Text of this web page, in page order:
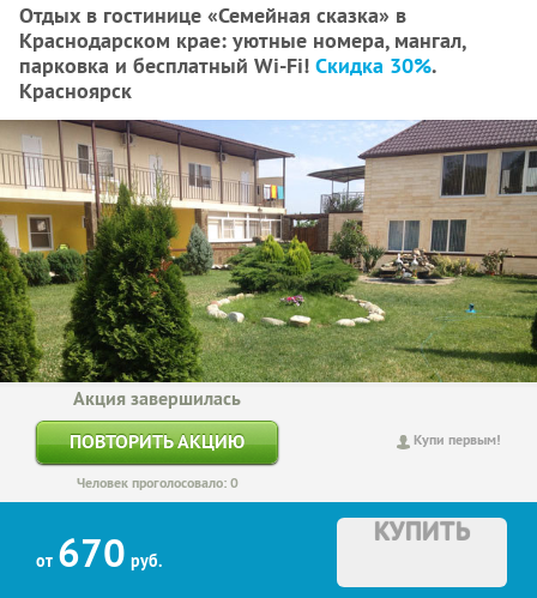
Отдых в гостинице «Семейная сказка» в
Краснодарском крае: уютные номера, мангал,
парковка и бесплатный Wi-Fi! Скидка 30%.
Красноярск
Купи первым!
Акция завершилась
ПОВТОРИТЬ АКЦИЮ
Человек проголосовало: 0
от 670 руб.
КУПИТЬ